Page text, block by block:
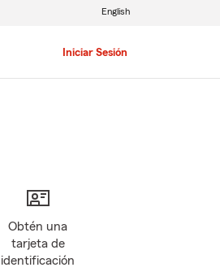
Iniciar Sesión
English
Obtén una
tarjeta de
identificación